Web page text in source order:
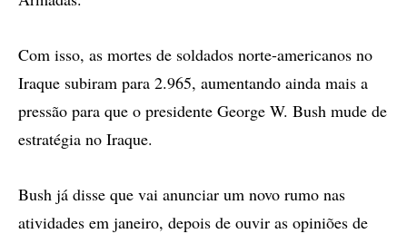
Com isso, as mortes de soldados norte-americanos no
Iraque subiram para 2.965, aumentando ainda mais a
pressão para que o presidente George W. Bush mude de
estratégia no Iraque.
Bush já disse que vai anunciar um novo rumo nas
atividades em janeiro, depois de ouvir as opiniões de